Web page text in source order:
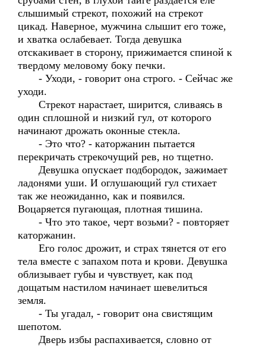
слышимый стрекот, похожий на стрекот
цикад. Наверное, мужчина слышит его тоже,
и хватка ослабевает. Тогда девушка
отскакивает в сторону, прижимается спиной к
твердому меловому боку печки.
- Уходи, - говорит она строго. - Сейчас же
уходи.
Стрекот нарастает, ширится, сливаясь в
один сплошной и низкий гул, от которого
начинают дрожать оконные стекла.
- Это что? - каторжанин пытается
перекричать стрекочущий рев, но тщетно.
Девушка опускает подбородок, зажимает
ладонями уши. И оглушающий гул стихает
так же неожиданно, как и появился.
Воцаряется пугающая, плотная тишина.
- Что это такое, черт возьми? - повторяет
каторжанин.
Его голос дрожит, и страх тянется от его
тела вместе с запахом пота и крови. Девушка
облизывает губы и чувствует, как под
дощатым настилом начинает шевелиться
земля.
- Ты угадал, - говорит она свистящим
шепотом.
Дверь избы распахивается, словно от